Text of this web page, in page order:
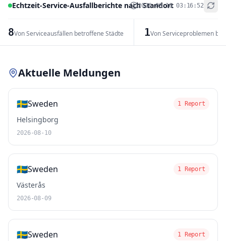
Echtzeit-Service-Ausfallberichte nach Standort
2026-08-10 03:16:52
8Von Serviceausfällen betroffene Städte 1Von Serviceproblemen
+
Aktuelle Meldungen
🇸🇪Sweden 1 Report
Helsingborg
2026-08-10
🇸🇪Sweden 1 Report
Västerås
2026-08-09
🇸🇪Sweden 1 Report